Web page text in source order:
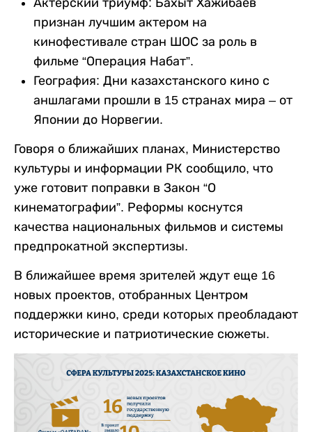
признан лучшим актером на
кинофестивале стран ШОС за роль в
фильме “Операция Набат”.
География: Дни казахстанского кино с
аншлагами прошли в 15 странах мира – от
Японии до Норвегии.
Говоря о ближайших планах, Министерство
культуры и информации РК сообщило, что
уже готовит поправки в Закон “О
кинематографии”. Реформы коснутся
качества национальных фильмов и системы
предпрокатной экспертизы.
В ближайшее время зрителей ждут еще 16
новых проектов, отобранных Центром
поддержки кино, среди которых преобладают
исторические и патриотические сюжеты.